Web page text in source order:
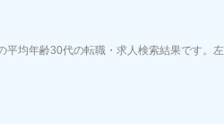
ス
平均年齢30代の転職・求人検索結果です。